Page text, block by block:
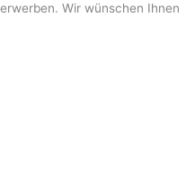
Wir wünschen Ihnen